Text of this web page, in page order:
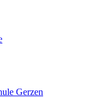
Gerzen